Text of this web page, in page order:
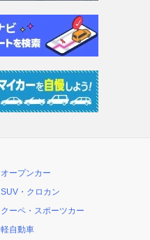
オープンカー
SUV・クロカン
クーペ・スポーツカー
軽自動車